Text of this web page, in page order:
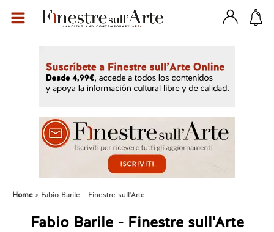
Home Fabio Barile - Finestre sull'Arte
Fabio Barile - Finestre sull'Arte